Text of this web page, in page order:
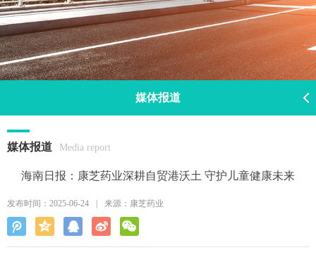
媒体报道
媒体报道 Media report
海南日报：康芝药业深耕自贸港沃土 守护儿童健康未来
发布时间：2025-06-24 来源：康芝药业